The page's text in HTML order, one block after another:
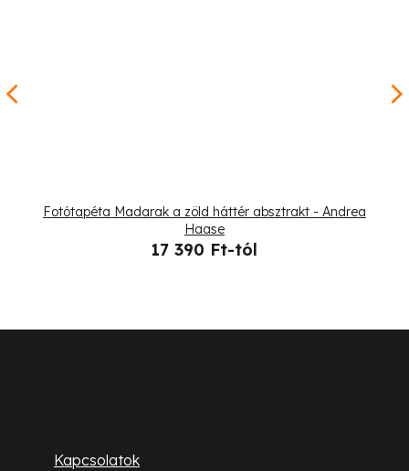
Fotótapéta Madarak a zöld háttér absztrakt - Andrea
Haase
17 390 Ft-tól
Kapcsolatok